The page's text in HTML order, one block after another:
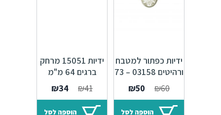
ידיות כפתור למטבח
ורהיטים 03158 – 73
מ"מ כסף אורינטלי
M47 Alhambra
₪60
המחיר
המקורי
היה:
₪50
הנוכחי
הוא:
הוספה לסל
ידיות 15051 מרחק
ברגים 64 מ"מ
ברונזה פירנצה M09
₪41
המחיר
המקורי
היה:
₪34
הנוכחי
הוא:
הוספה לסל